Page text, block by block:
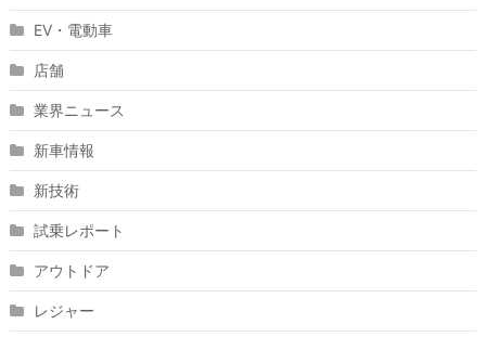
EV・電動車
店舗
業界ニュース
新車情報
新技術
試乗レポート
アウトドア
レジャー